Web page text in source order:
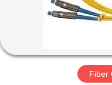
Fiber